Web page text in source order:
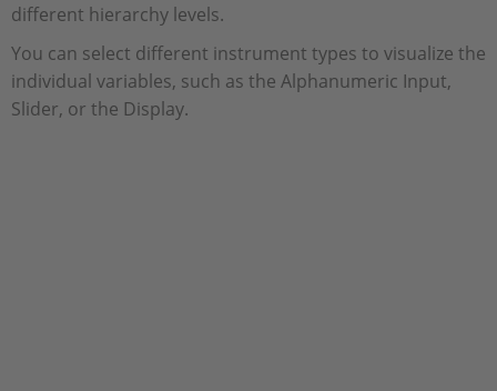
different hierarchy levels.
You can select different instrument types to visualize the
individual variables, such as the Alphanumeric Input,
Slider, or the Display.